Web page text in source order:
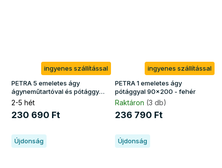
ingyenes szállítással
PETRA 5 emeletes ágy
ágyneműtartóval és pótággyal
90x200 - kasmír
2-5 hét
230 690 Ft
ingyenes szállítással
PETRA 1 emeletes ágy
pótággyal 90x200 - fehér
Raktáron (3 db)
236 790 Ft
Újdonság Újdonság